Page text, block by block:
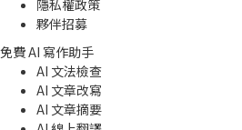
隱私權政策
夥伴招募
免費 AI 寫作助手
AI 文法檢查
AI 文章改寫
AI 文章摘要